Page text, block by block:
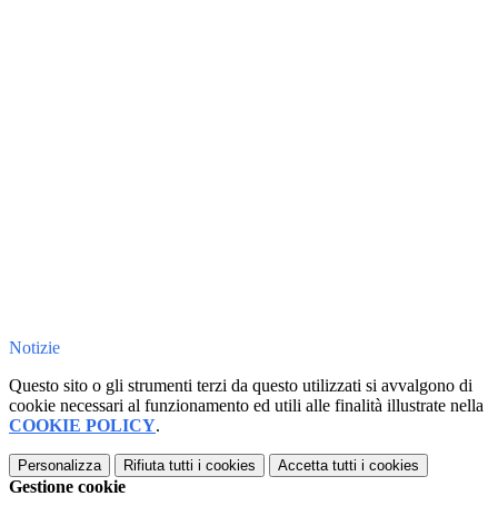
Notizie
Questo sito o gli strumenti terzi da questo utilizzati si avvalgono di
cookie necessari al funzionamento ed utili alle finalità illustrate nella
COOKIE POLICY.
Personalizza Rifiuta tutti i cookies Accetta tutti i cookies
Gestione cookie